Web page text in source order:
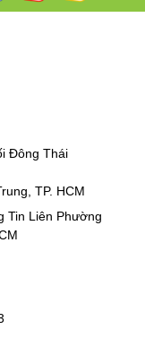
Đông Thái
TP. HCM
Tin Liên Phường